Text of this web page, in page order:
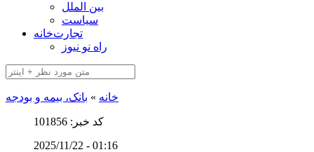
بین الملل
سیاست
تجارت‌خانه
راه نو نیوز
خانه » بانک، بیمه و بودجه
کد خبر: 101856
2025/11/22 - 01:16